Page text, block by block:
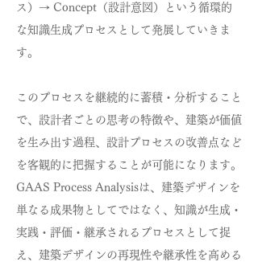
ス）→ Concept（設計意図）という循環的
な知識生成プロセスとして発展していきま
す。
このプロセスを継続的に蓄積・分析すること
で、設計者ごとの思考の特徴や、建築が価値
を生み出す過程、設計プロセスの改善点など
を客観的に把握することが可能になります。
GAAS Process Analysisは、建築デザインを
単なる成果物としてではなく、知識が生成・
実践・評価・継承されるプロセスとして捉
え、建築デザインの再現性や継承性を高める